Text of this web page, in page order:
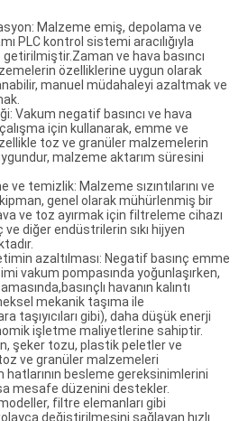
Malzeme emiş, depolama ve
PLC kontrol sistemi aracılığıyla
ve hava basıncı
özelliklerine uygun olarak
manuel müdahaleyi azaltmak ve
Vakum negatif basıncı ve hava
çalışma için kullanarak, emme ve
toz ve granüler malzemelerin
malzeme aktarım süresini
temizlik: Malzeme sızıntılarını ve
genel olarak mühürlenmiş bir
ve toz ayırmak için filtreleme cihazı
ve diğer endüstrilerin sıkı hijyen
azaltılması: Negatif basınç emme
vakum pompasında yoğunlaşırken,
havanın kalıntı
mekanik taşıma ile
taşıyıcıları gibi), daha düşük enerji
işletme maliyetlerine sahiptir.
şeker tozu, plastik peletler ve
ve granüler malzemeleri
hatlarının besleme gereksinimlerini
mesafe düzenini destekler.
filtre elemanları gibi
değiştirilmesini sağlayan hızlı